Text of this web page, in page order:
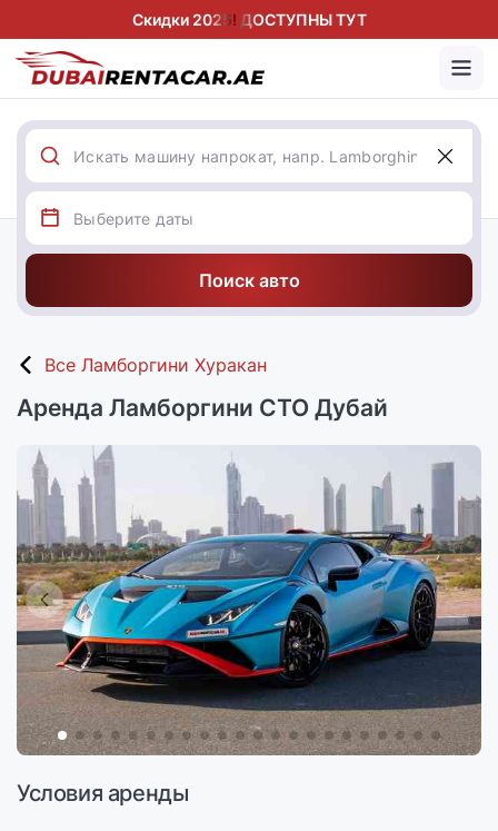
Скидки 2025! ДОСТУПНЫ ТУТ
Поиск авто
Все Ламборгини Хуракан
Аренда Ламборгини СТО Дубай
Условия аренды